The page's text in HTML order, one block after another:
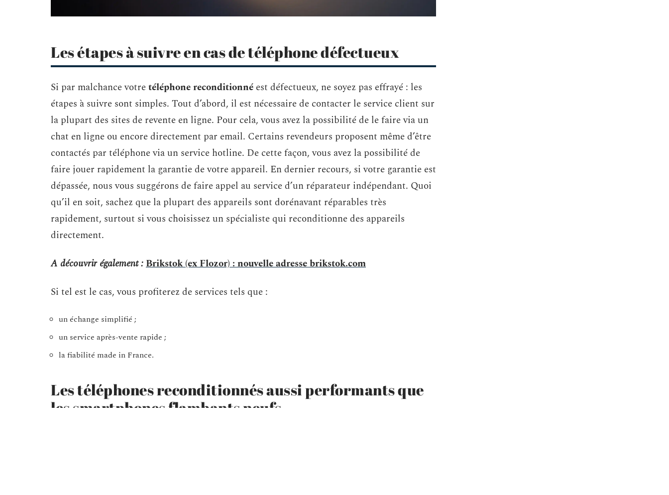
Les étapes à suivre en cas de téléphone défectueux
Si par malchance votretéléphone reconditionné est défectueux, ne soyez pas effrayé : les
étapes à suivre sont simples. Tout d’abord, il est nécessaire de contacter le service client sur
la plupart des sites de revente en ligne. Pour cela, vous avez la possibilité de le faire via un
chat en ligne ou encore directement par email. Certains revendeurs proposent même d’être
contactés par téléphone via un service hotline. De cette façon, vous avez la possibilité de
faire jouer rapidement la garantie de votre appareil. En dernier recours, si votre garantie est
dépassée, nous vous suggérons de faire appel au service d’un réparateur indépendant. Quoi
qu’il en soit, sachez que la plupart des appareils sont dorénavant réparables très
rapidement, surtout si vous choisissez un spécialiste qui reconditionne des appareils
directement.
A découvrir également :Brikstok (ex Flozor) : nouvelle adresse brikstok.com
Si tel est le cas, vous profiterez de services tels que :
un échange simplifié ;
un service après-vente rapide ;
la fiabilité made in France.
Les téléphones reconditionnés aussi performants que
les smartphones flambants neufs